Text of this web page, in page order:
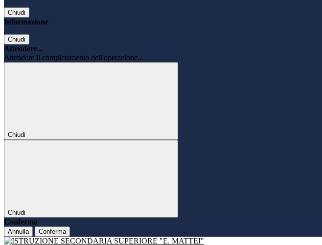
Chiudi
Informazione
Chiudi
Attendere...
Attendere il completamento dell'operazione...
Chiudi
Chiudi
Conferma
Annulla Conferma